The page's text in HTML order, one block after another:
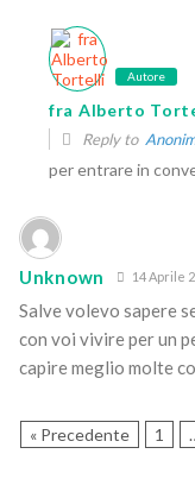
Autore
fra Alberto
Reply to
per entrare in
Unknown 14 Aprile
Salve volevo sapere
con voi vivire per un
capire meglio molte
« Precedente 1